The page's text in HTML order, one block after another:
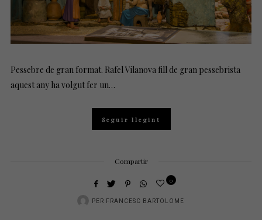
Pessebre de gran format. Rafel Vilanova fill de gran pessebrista
aquest any ha volgut fer un…
Seguir llegint
Compartir
PER FRANCESC BARTOLOME
0